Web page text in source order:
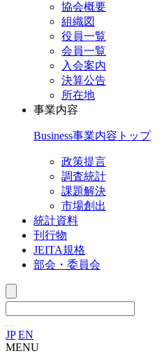
協会概要
組織図
役員一覧
会員一覧
入会案内
決算公告
所在地
事業内容
Business事業内容トップ
政策提言
調査統計
課題解決
市場創出
統計資料
刊行物
JEITA規格
部会・委員会
JP EN
MENU